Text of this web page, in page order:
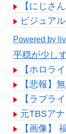
【にじさ
ビジュア
Powered by
平穏が少し
【ホロラ
【悲報】
【ラブラ
元TBSア
【画像】